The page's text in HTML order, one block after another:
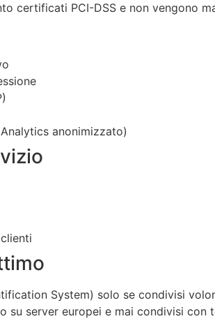
certificati PCI-DSS e non vengono
anonimizzato)
System) solo se condivisi
server europei e mai condivisi con